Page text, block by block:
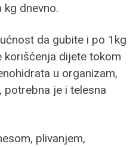
dnevno.
da gubite i po 1kg
korišćenja dijete tokom
u organizam,
potrebna je i telesna
plivanjem,